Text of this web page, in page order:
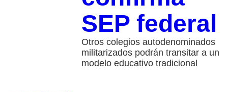
SEP federal
Otros colegios autodenominados
militarizados podrán transitar a un
modelo educativo tradicional